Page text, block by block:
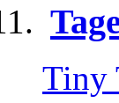
Tiny